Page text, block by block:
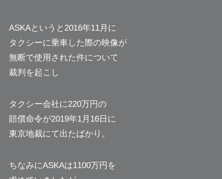
ASKAというと2016年11月に
タクシーに乗車した際の映像が
無断で使用された件について
裁判を起こし
タクシー会社に220万円の
賠償命令が2019年1月16日に
東京地裁にて出たばかり。
ちなみにASKAは1100万円を